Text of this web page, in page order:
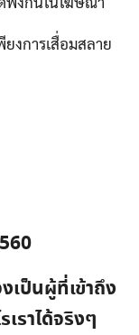
ยงการเสื่อมสลาย
ป็นผู้ที่เข้าถึง
ราได้จริงๆ